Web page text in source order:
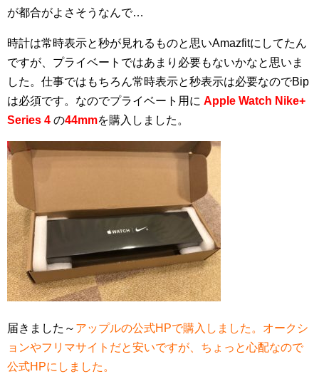
が都合がよさそうなんで…
時計は常時表示と秒が見れるものと思いAmazfitにしてたん
ですが、プライベートではあまり必要もないかなと思いま
した。仕事ではもちろん常時表示と秒表示は必要なのでBip
は必須です。なのでプライベート用に Apple Watch Nike+
Series 4 の44mmを購入しました。
届きました～ アップルの公式HPで購入しました。オークシ
ョンやフリマサイトだと安いですが、ちょっと心配なので
公式HPにしました。